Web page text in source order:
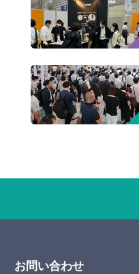
お問い合わせ